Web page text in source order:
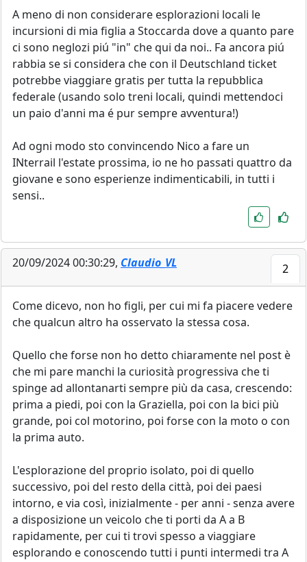
A meno di non considerare esplorazioni locali le
incursioni di mia figlia a Stoccarda dove a quanto pare
ci sono neglozi piú "in" che qui da noi.. Fa ancora piú
rabbia se si considera che con il Deutschland ticket
potrebbe viaggiare gratis per tutta la repubblica
federale (usando solo treni locali, quindi mettendoci
un paio d'anni ma é pur sempre avventura!)
Ad ogni modo sto convincendo Nico a fare un
INterrail l'estate prossima, io ne ho passati quattro da
giovane e sono esperienze indimenticabili, in tutti i
sensi..
20/09/2024 00:30:29, Claudio_VL 2
Come dicevo, non ho figli, per cui mi fa piacere vedere
che qualcun altro ha osservato la stessa cosa.
Quello che forse non ho detto chiaramente nel post è
che mi pare manchi la curiosità progressiva che ti
spinge ad allontanarti sempre più da casa, crescendo:
prima a piedi, poi con la Graziella, poi con la bici più
grande, poi col motorino, poi forse con la moto o con
la prima auto.
L'esplorazione del proprio isolato, poi di quello
successivo, poi del resto della città, poi dei paesi
intorno, e via così, inizialmente - per anni - senza avere
a disposizione un veicolo che ti porti da A a B
rapidamente, per cui ti trovi spesso a viaggiare
esplorando e conoscendo tutti i punti intermedi tra A